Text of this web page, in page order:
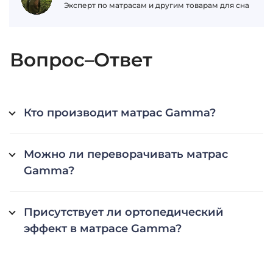
Эксперт по матрасам и другим товарам для сна
Вопрос–Ответ
Кто производит матрас Gamma?
Можно ли переворачивать матрас
Gamma?
Присутствует ли ортопедический
эффект в матрасе Gamma?